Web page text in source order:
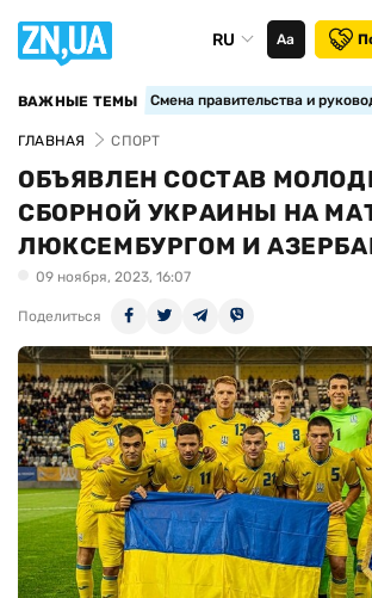
RU Аа
ВАЖНЫЕ ТЕМЫ Смена правительства и
ГЛАВНАЯ СПОРТ
ОБЪЯВЛЕН СОСТАВ
СБОРНОЙ УКРАИНЫ НА
ЛЮКСЕМБУРГОМ И
09 ноября, 2023, 16:07
Поделиться